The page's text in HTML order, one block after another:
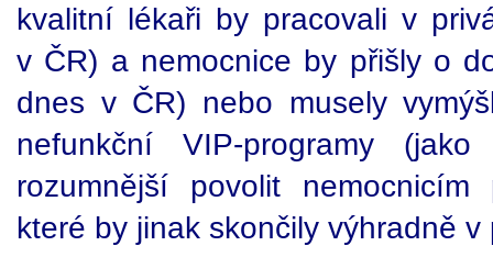
kvalitní lékaři by pracovali v
v ČR) a nemocnice by přišly o
dnes v ČR) nebo musely
nefunkční VIP-programy
rozumnější povolit
které by jinak skončily výhradně